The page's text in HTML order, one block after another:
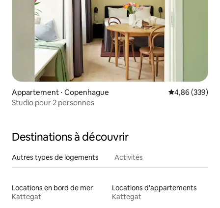
Appartement ⋅ Copenhague Évaluation
4,86 (339)
Studio pour 2 personnes
Destinations à découvrir
Autres types de logements Activités
Locations en bord de mer
Kattegat
Locations d'appartements
Kattegat